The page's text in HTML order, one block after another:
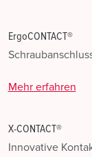
ErgoCONTACT®
Mehr erfahren
X-CONTACT®
Innovative